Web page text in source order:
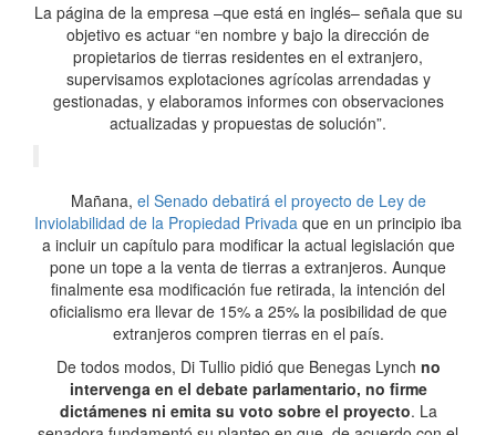
La página de la empresa –que está en inglés– señala que su
objetivo es actuar “en nombre y bajo la dirección de
propietarios de tierras residentes en el extranjero,
supervisamos explotaciones agrícolas arrendadas y
gestionadas, y elaboramos informes con observaciones
actualizadas y propuestas de solución”.
Mañana, el Senado debatirá el proyecto de Ley de
Inviolabilidad de la Propiedad Privada que en un principio iba
a incluir un capítulo para modificar la actual legislación que
pone un tope a la venta de tierras a extranjeros. Aunque
finalmente esa modificación fue retirada, la intención del
oficialismo era llevar de 15% a 25% la posibilidad de que
extranjeros compren tierras en el país.
De todos modos, Di Tullio pidió que Benegas Lynch no
intervenga en el debate parlamentario, no firme
dictámenes ni emita su voto sobre el proyecto. La